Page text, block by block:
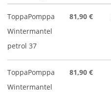
ToppaPomppa
Wintermantel
petrol 37
81,90 €
ToppaPomppa
Wintermantel
81,90 €